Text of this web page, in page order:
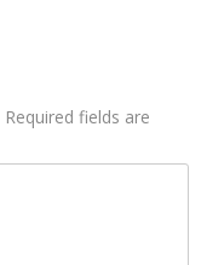
Required fields are